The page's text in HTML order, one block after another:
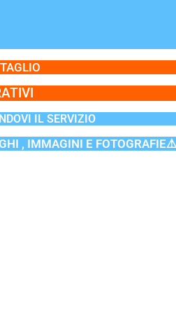
IL SERVIZIO
, IMMAGINI E